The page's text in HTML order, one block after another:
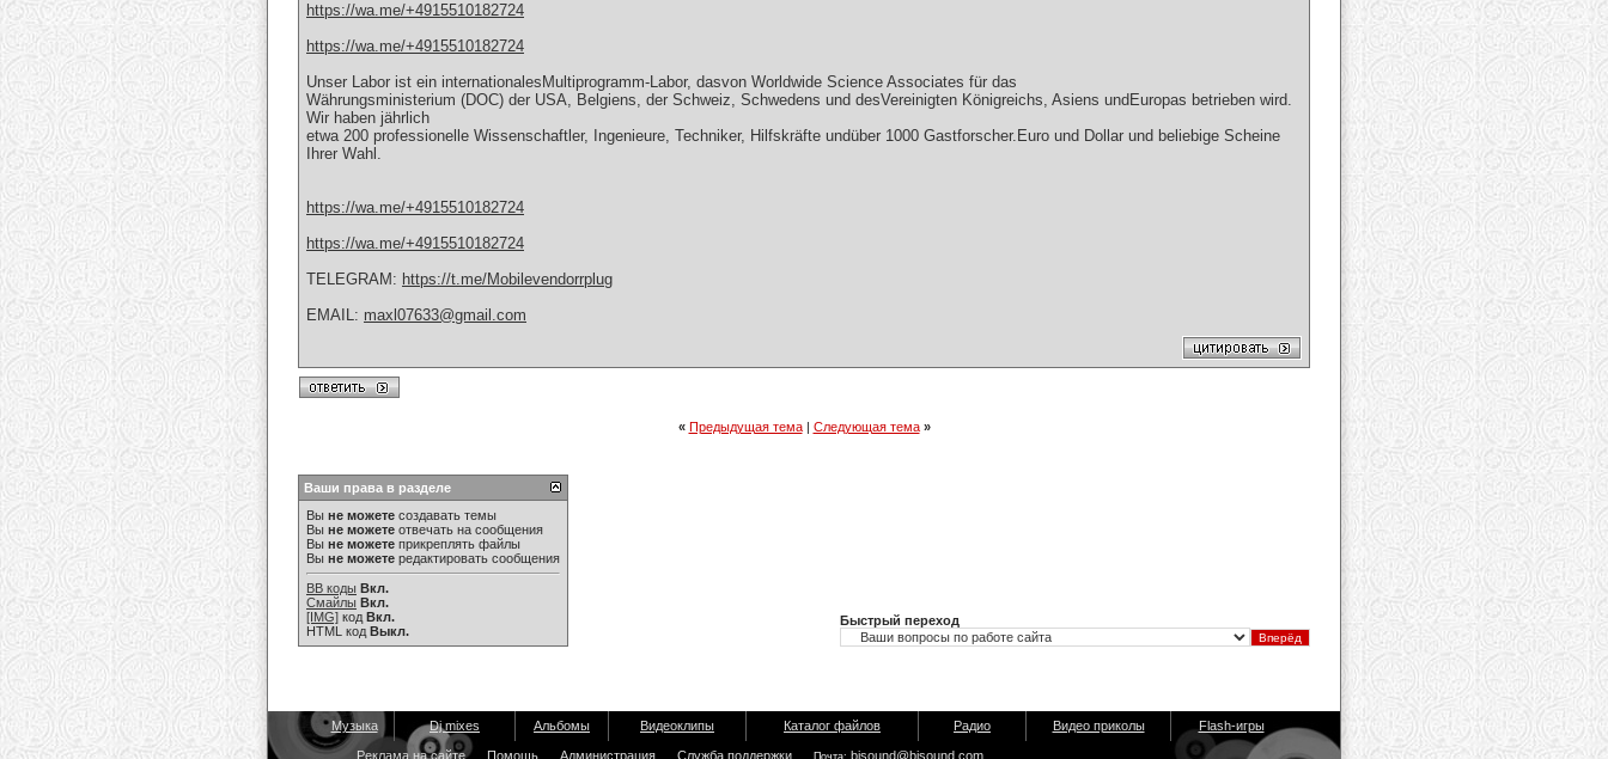
https://wa.me/+4915510182724
https://wa.me/+4915510182724
Unser Labor ist ein internationalesMultiprogramm-Labor, dasvon Worldwide Science Associates für das
Währungsministerium (DOC) der USA, Belgiens, der Schweiz, Schwedens und desVereinigten Königreichs, Asiens undEuropas betrieben wird.
Wir haben jährlich
etwa 200 professionelle Wissenschaftler, Ingenieure, Techniker, Hilfskräfte undüber 1000 Gastforscher.Euro und Dollar und beliebige Scheine
Ihrer Wahl.
https://wa.me/+4915510182724
https://wa.me/+4915510182724
TELEGRAM: https://t.me/Mobilevendorrplug
EMAIL: maxl07633@gmail.com
« Предыдущая тема| Следующая тема »
Ваши права в разделе
Вы не можете создавать темы
Вы не можете отвечать на сообщения
Вы не можете прикреплять файлы
Вы не можете редактировать сообщения
BB коды Вкл.
Смайлы Вкл.
[IMG] код Вкл.
HTML код Выкл.
Быстрый переход
Музыка Dj mixes Альбомы Видеоклипы Каталог файлов Радио Видео приколы Flash-игры
Реклама на сайте Помощь Администрация Служба поддержки Почта: bisound@bisound.com